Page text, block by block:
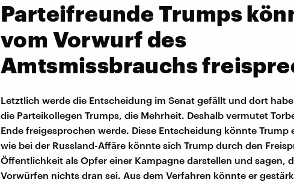
Parteifreunde Trumps
vom Vorwurf des
Amtsmissbrauchs
Letztlich werde die Entscheidung im Senat gefällt und dort
die Parteikollegen Trumps, die Mehrheit. Deshalb vermutet
Ende freigesprochen werde. Diese Entscheidung könnte Trump
wie bei der Russland-Affäre könnte sich Trump durch den
Öffentlichkeit als Opfer einer Kampagne darstellen und sagen,
Vorwürfen nichts dran sei. Aus dem Verfahren könnte er